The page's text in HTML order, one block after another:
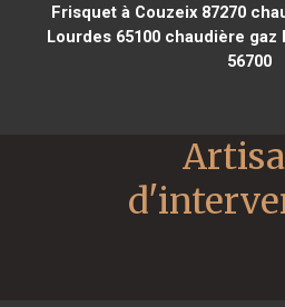
Frisquet à Couzeix 87270
Lourdes 65100chaudière gaz
56700